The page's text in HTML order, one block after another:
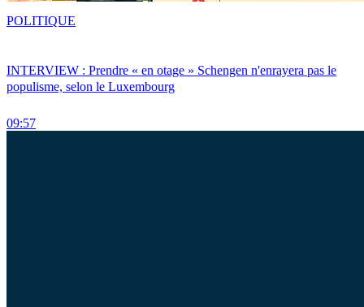
INTERVIEW : Prendre « en otage » Schengen n'enrayera pas le
populisme, selon le Luxembourg
09:57
POLITIQUE